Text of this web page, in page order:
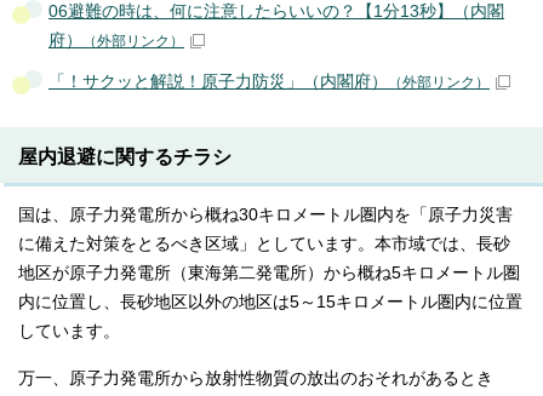
06避難の時は、何に注意したらいいの？【1分13秒】（内閣
府）
（外部リンク）
「！サクッと解説！原子力防災」（内閣府） （外部リンク）
屋内退避に関するチラシ
国は、原子力発電所から概ね30キロメートル圏内を「原子力災害
に備えた対策をとるべき区域」としています。本市域では、長砂
地区が原子力発電所（東海第二発電所）から概ね5キロメートル圏
内に位置し、長砂地区以外の地区は5～15キロメートル圏内に位置
しています。
万一、原子力発電所から放射性物質の放出のおそれがあるとき